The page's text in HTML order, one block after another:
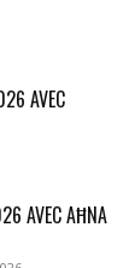
AVEC
AVEC AĦNA